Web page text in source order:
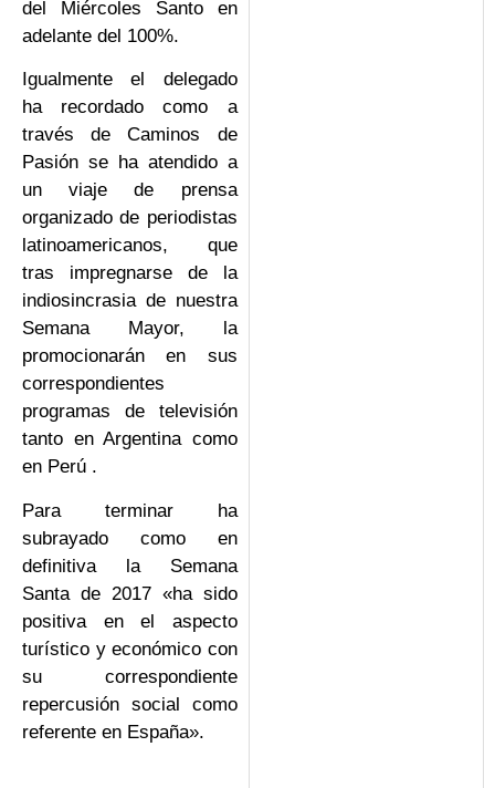
del Miércoles Santo en
adelante del 100%.
Igualmente el delegado
ha recordado como a
través de Caminos de
Pasión se ha atendido a
un viaje de prensa
organizado de periodistas
latinoamericanos, que
tras impregnarse de la
indiosincrasia de nuestra
Semana Mayor, la
promocionarán en sus
correspondientes
programas de televisión
tanto en Argentina como
en Perú .
Para terminar ha
subrayado como en
definitiva la Semana
Santa de 2017 «ha sido
positiva en el aspecto
turístico y económico con
su correspondiente
repercusión social como
referente en España».